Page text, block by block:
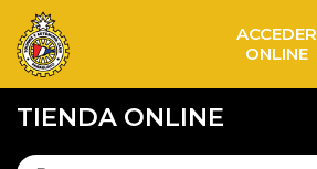
ACCEDER
ONLINE
TIENDA ONLINE